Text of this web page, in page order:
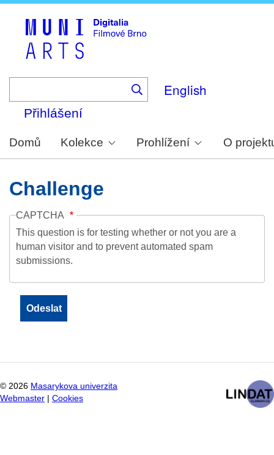
English
Přihlášení
Domů Kolekce Prohlížení O
Challenge
CAPTCHA
This question is for testing whether or not you are a
human visitor and to prevent automated spam
submissions.
© 2026 Masarykova univerzita
Webmaster
Cookies